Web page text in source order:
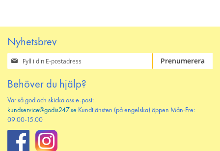
Nyhetsbrev
Prenumerera
på
nyhetsbrev
Prenumerera
Behöver du hjälp?
Var så god och skicka oss e-post:
kundservice@godis247.se Kundtjänsten (på engelska) öppen Mån-Fre:
09.00-15.00